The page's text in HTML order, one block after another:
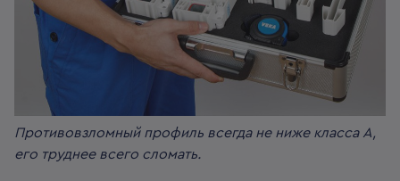
Противовзломный профиль всегда не ниже класса А,
его труднее всего сломать.